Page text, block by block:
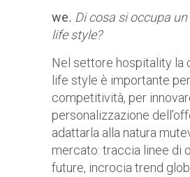
we. Di cosa si occupa
life style?
Nel settore hospitality la
life style è importante
competitività, per
personalizzazione
adattarla alla natura
mercato: traccia linee di
future, incrocia trend